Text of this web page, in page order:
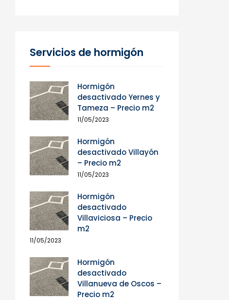
Servicios de hormigón
Hormigón
desactivado Yernes y
Tameza – Precio m2
11/05/2023
Hormigón
desactivado Villayón
– Precio m2
11/05/2023
Hormigón
desactivado
Villaviciosa – Precio
m2
11/05/2023
Hormigón
desactivado
Villanueva de Oscos –
Precio m2